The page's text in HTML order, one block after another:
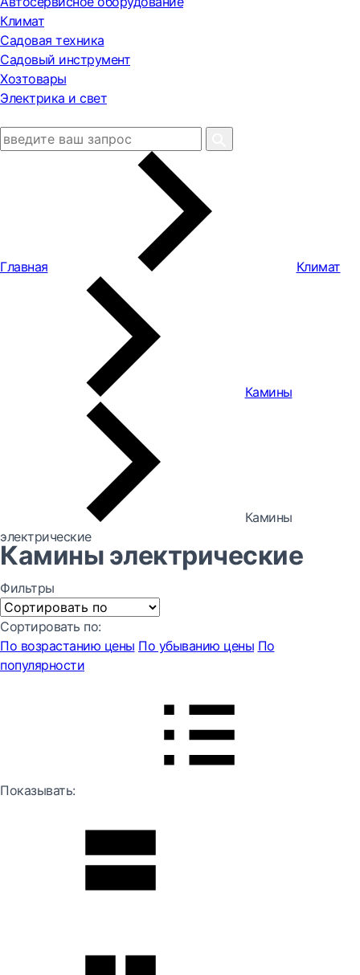
Климат
Садовая техника
Садовый инструмент
Хозтовары
Электрика и свет
Главная Климат
Камины
Камины
электрические
Камины электрические
Фильтры
Сортировать по:
По возрастанию цены По убыванию цены По
популярности
Показывать: